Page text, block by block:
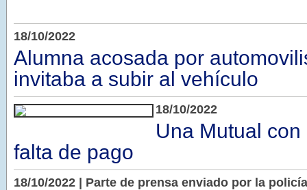
18/10/2022
Alumna acosada por
invitaba a subir al vehículo
18/10/2022
Una Mutual
falta de pago
18/10/2022 | Parte de prensa enviado por la